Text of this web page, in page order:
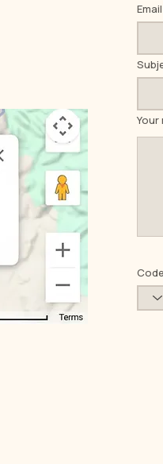
Email
Your
Code